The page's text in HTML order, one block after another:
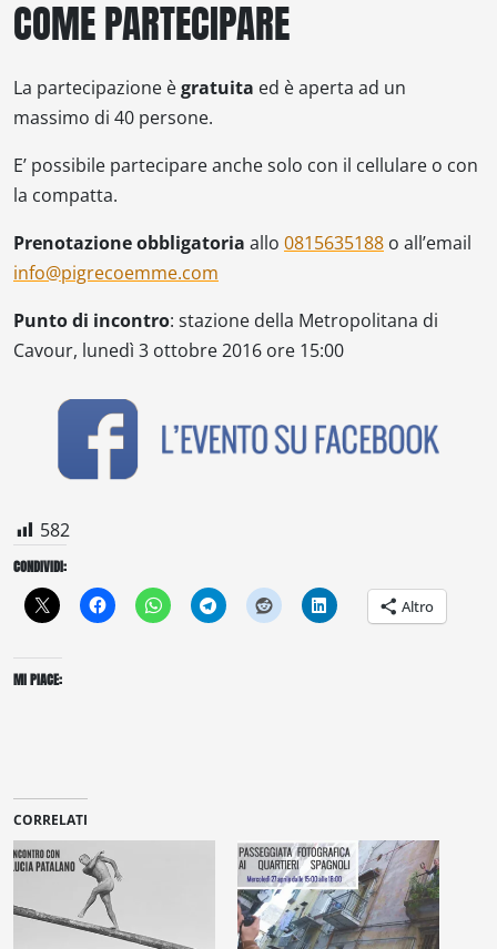
COME PARTECIPARE
La partecipazione ègratuita ed è aperta ad un
massimo di 40 persone.
E’ possibile partecipare anche solo con il cellulare o con
la compatta.
Prenotazione obbligatoria allo 0815635188 o all’email
info@pigrecoemme.com
Punto di incontro: stazione della Metropolitana di
Cavour, lunedì 3 ottobre 2016 ore 15:00
582
CONDIVIDI:
Altro
MI PIACE:
CORRELATI